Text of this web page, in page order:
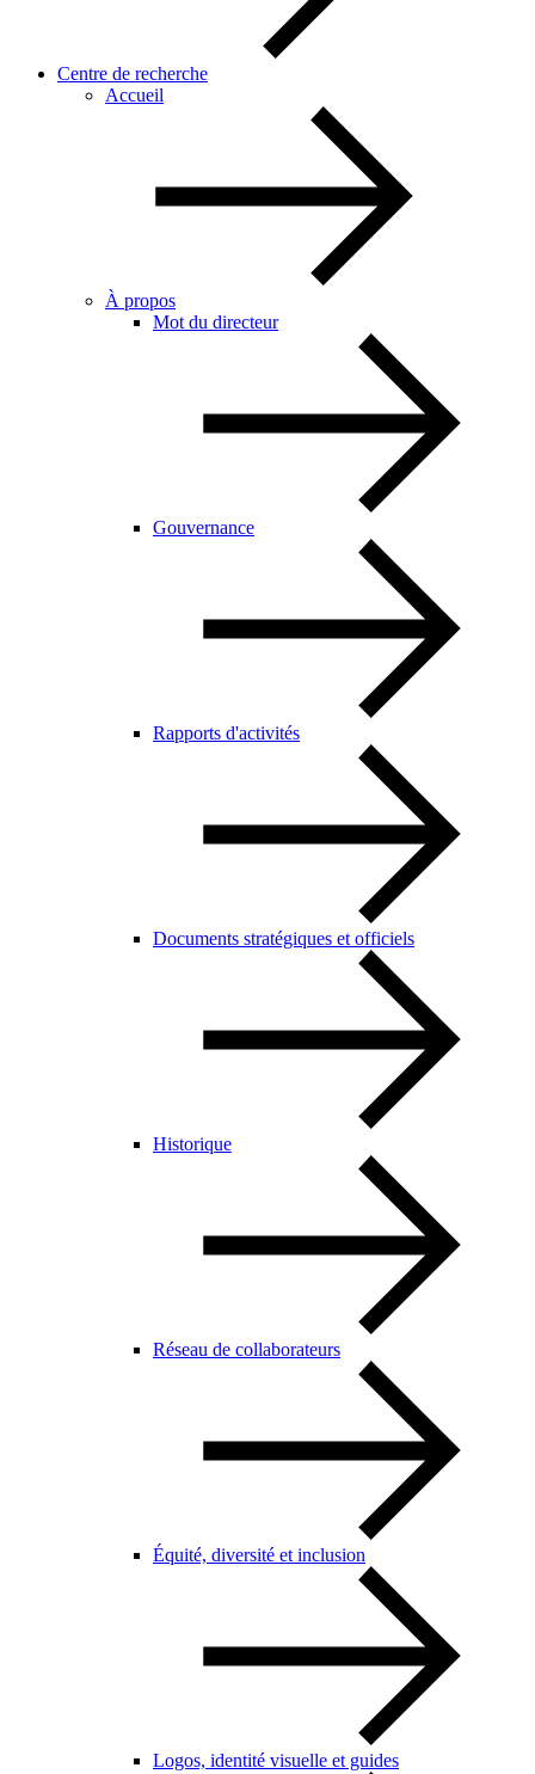
Centre de recherche
Accueil
À propos
Mot du directeur
Gouvernance
Rapports d'activités
Documents stratégiques et officiels
Historique
Réseau de collaborateurs
Équité, diversité et inclusion
Logos, identité visuelle et guides